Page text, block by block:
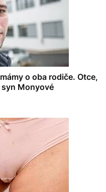
o oba rodiče. Otce,
Monyové